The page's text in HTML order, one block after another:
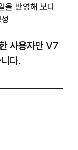
을 반영해 보다
사용자만V7
다.